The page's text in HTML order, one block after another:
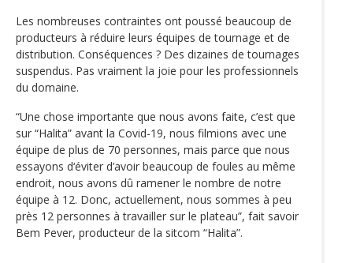
Les nombreuses contraintes ont poussé beaucoup de
producteurs à réduire leurs équipes de tournage et de
distribution. Conséquences ? Des dizaines de tournages
suspendus. Pas vraiment la joie pour les professionnels
du domaine.
“Une chose importante que nous avons faite, c’est que
sur “Halita” avant la Covid-19, nous filmions avec une
équipe de plus de 70 personnes, mais parce que nous
essayons d‘éviter d’avoir beaucoup de foules au même
endroit, nous avons dû ramener le nombre de notre
équipe à 12. Donc, actuellement, nous sommes à peu
près 12 personnes à travailler sur le plateau”, fait savoir
Bem Pever, producteur de la sitcom “Halita”.